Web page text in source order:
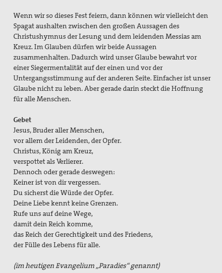
Wenn wir so dieses Fest feiern, dann können wir vielleicht den
Spagat aushalten zwischen den großen Aussagen des
Christushymnus der Lesung und dem leidenden Messias am
Kreuz. Im Glauben dürfen wir beide Aussagen
zusammenhalten. Dadurch wird unser Glaube bewahrt vor
einer Siegermentalität auf der einen und vor der
Untergangsstimmung auf der anderen Seite. Einfacher ist unser
Glaube nicht zu leben. Aber gerade darin steckt die Hoffnung
für alle Menschen.
Gebet
Jesus, Bruder aller Menschen,
vor allem der Leidenden, der Opfer.
Christus, König am Kreuz,
verspottet als Verlierer.
Dennoch oder gerade deswegen:
Keiner ist von dir vergessen.
Du sicherst die Würde der Opfer.
Deine Liebe kennt keine Grenzen.
Rufe uns auf deine Wege,
damit dein Reich komme,
das Reich der Gerechtigkeit und des Friedens,
der Fülle des Lebens für alle.
(im heutigen Evangelium „Paradies“ genannt)